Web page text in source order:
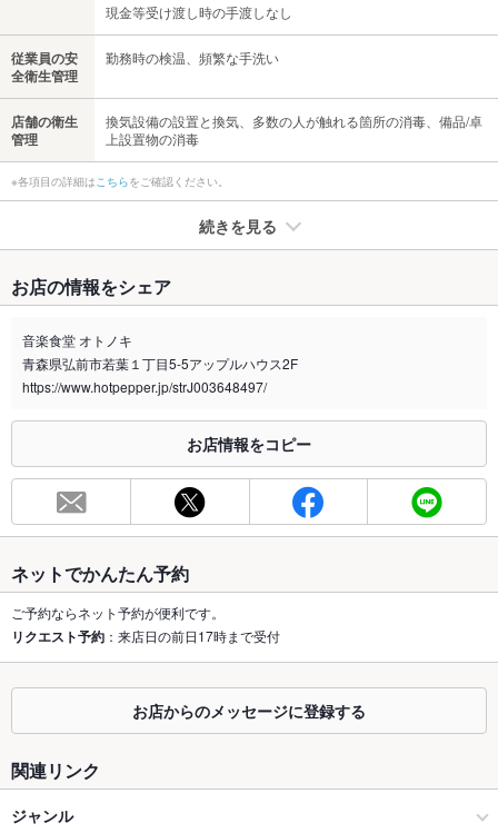
現金等受け渡し時の手渡しなし
従業員の安
全衛生管理
勤務時の検温、頻繁な手洗い
店舗の衛生
管理
換気設備の設置と換気、多数の人が触れる箇所の消毒、備品/卓
上設置物の消毒
※各項目の詳細はこちらをご確認ください。
続きを見る
禁煙・喫煙 全席禁煙
喫煙専用室 なし
※2020年4月1日～受動喫煙対策に関する法律が施行されています。正しい情報はお店へお問い
総席数 40席
最大宴会収
－
個室 なし
座敷 なし
掘りごたつ なし
カウンター なし
ソファー
テラス席
お店の情報をシェア
音楽食堂 オトノキ
青森県弘前市若葉１丁目5-5アップルハウス2F
https://www.hotpepper.jp/strJ003648497/
お店情報をコピー
ネットでかんたん予約
ご予約ならネット予約が便利です。
リクエスト予約 ：来店日の前日17時まで受付
お店からのメッセージに登録する
関連リンク
ジャンル